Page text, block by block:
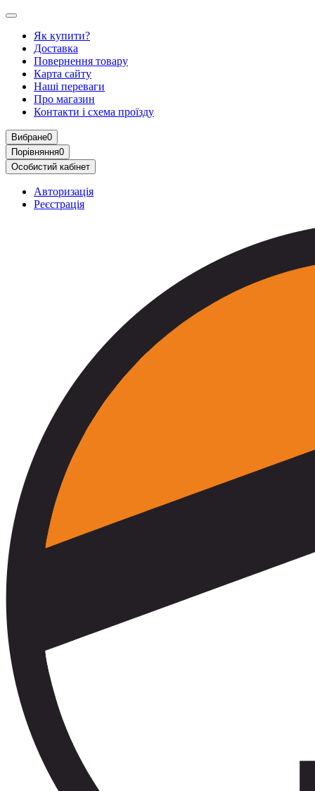
Як купити?
Доставка
Повернення товару
Карта сайту
Наші переваги
Про магазин
Контакти і схема проїзду
Вибране0
Порівняння0
Особистий кабінет
Авторизація
Реєстрація